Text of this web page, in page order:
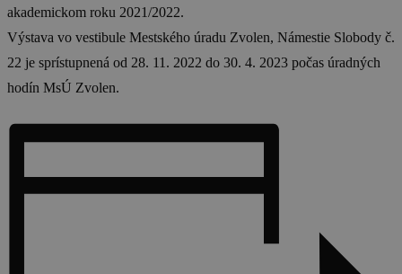
akademickom roku 2021/2022.
Výstava vo vestibule Mestského úradu Zvolen, Námestie Slobody č.
22 je sprístupnená od 28. 11. 2022 do 30. 4. 2023 počas úradných
hodín MsÚ Zvolen.